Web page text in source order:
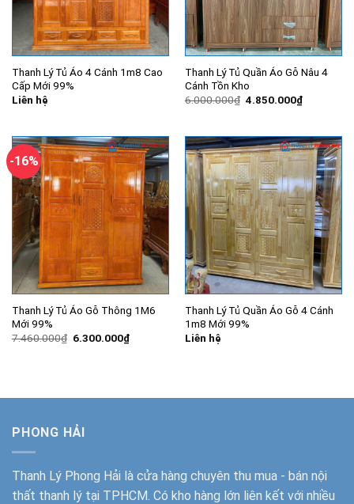
Thanh Lý Tủ Áo 4 Cánh 1m8 Cao
Cấp Mới 99%
Liên hệ
Thanh Lý Tủ Quần Áo Gỗ Nâu 4
Cánh Tồn Kho
6.000.000₫ Giá
4.850.000₫Giá
hiện
-16%
Thanh Lý Tủ Áo Gỗ Thông 1M6
Mới 99%
7.460.000₫ Giá
6.300.000₫Giá
hiện
Thanh Lý Tủ Quần Áo Gỗ 4 Cánh
1m8 Mới 99%
Liên hệ
PHONG HẢI
Thanh Lý Phong Hải là cửa hàng chuyên thu mua - bán nội
thất thanh lý tại TPHCM. Có kho hàng lớn liên kết với nhiều